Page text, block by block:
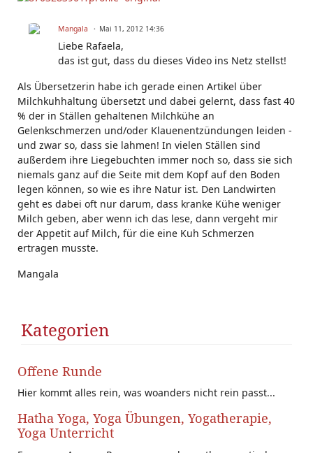
Mangala Mai 11, 2012 14:36
Liebe Rafaela,
das ist gut, dass du dieses Video ins Netz stellst!
Als Übersetzerin habe ich gerade einen Artikel über
Milchkuhhaltung übersetzt und dabei gelernt, dass fast 40
% der in Ställen gehaltenen Milchkühe an
Gelenkschmerzen und/oder Klauenentzündungen leiden -
und zwar so, dass sie lahmen! In vielen Ställen sind
außerdem ihre Liegebuchten immer noch so, dass sie sich
niemals ganz auf die Seite mit dem Kopf auf den Boden
legen können, so wie es ihre Natur ist. Den Landwirten
geht es dabei oft nur darum, dass kranke Kühe weniger
Milch geben, aber wenn ich das lese, dann vergeht mir
der Appetit auf Milch, für die eine Kuh Schmerzen
ertragen musste.
Mangala
Kategorien
Offene Runde
Hier kommt alles rein, was woanders nicht rein passt...
Hatha Yoga, Yoga Übungen, Yogatherapie,
Yoga Unterricht